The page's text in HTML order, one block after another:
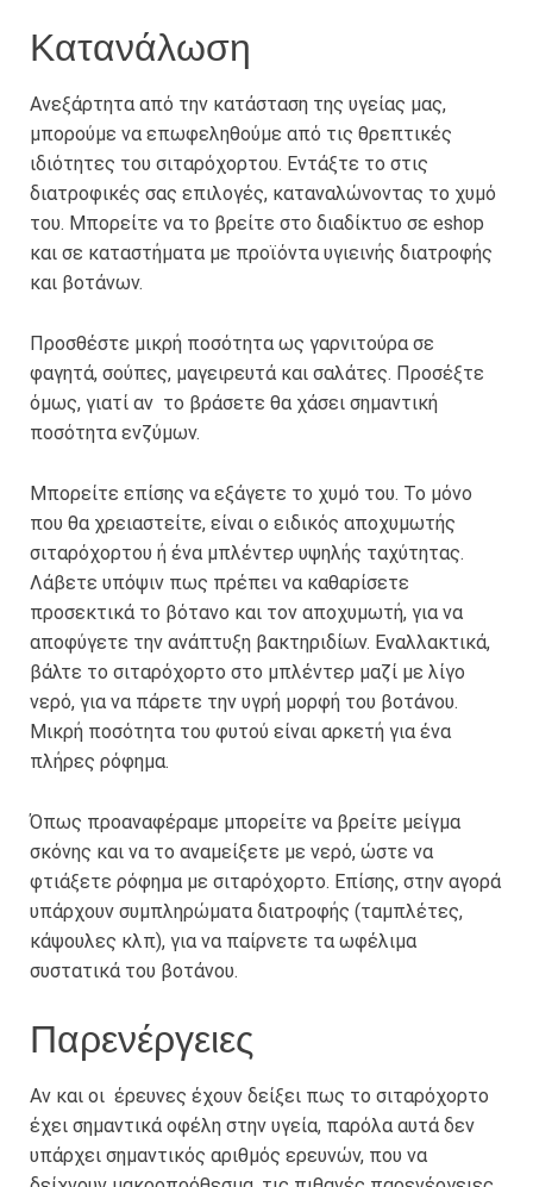
Κατανάλωση
Ανεξάρτητα από την κατάσταση της υγείας μας,
μπορούμε να επωφεληθούμε από τις θρεπτικές
ιδιότητες του σιταρόχορτου. Εντάξτε το στις
διατροφικές σας επιλογές, καταναλώνοντας το χυμό
του. Μπορείτε να το βρείτε στο διαδίκτυο σε eshop
και σε καταστήματα με προϊόντα υγιεινής διατροφής
και βοτάνων.
Προσθέστε μικρή ποσότητα ως γαρνιτούρα σε
φαγητά, σούπες, μαγειρευτά και σαλάτες. Προσέξτε
όμως, γιατί αν το βράσετε θα χάσει σημαντική
ποσότητα ενζύμων.
Μπορείτε επίσης να εξάγετε το χυμό του. Το μόνο
που θα χρειαστείτε, είναι ο ειδικός αποχυμωτής
σιταρόχορτου ή ένα μπλέντερ υψηλής ταχύτητας.
Λάβετε υπόψιν πως πρέπει να καθαρίσετε
προσεκτικά το βότανο και τον αποχυμωτή, για να
αποφύγετε την ανάπτυξη βακτηριδίων. Εναλλακτικά,
βάλτε το σιταρόχορτο στο μπλέντερ μαζί με λίγο
νερό, για να πάρετε την υγρή μορφή του βοτάνου.
Μικρή ποσότητα του φυτού είναι αρκετή για ένα
πλήρες ρόφημα.
Όπως προαναφέραμε μπορείτε να βρείτε μείγμα
σκόνης και να το αναμείξετε με νερό, ώστε να
φτιάξετε ρόφημα με σιταρόχορτο. Επίσης, στην αγορά
υπάρχουν συμπληρώματα διατροφής (ταμπλέτες,
κάψουλες κλπ), για να παίρνετε τα ωφέλιμα
συστατικά του βοτάνου.
Παρενέργειες
Αν και οι έρευνες έχουν δείξει πως το σιταρόχορτο
έχει σημαντικά οφέλη στην υγεία, παρόλα αυτά δεν
υπάρχει σημαντικός αριθμός ερευνών, που να